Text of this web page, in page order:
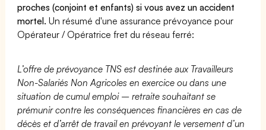
proches (conjoint et enfants) si vous avez un accident
mortel. Un résumé d'une assurance prévoyance pour
Opérateur / Opératrice fret du réseau ferré:
L’offre de prévoyance TNS est destinée aux Travailleurs
Non-Salariés Non Agricoles en exercice ou dans une
situation de cumul emploi – retraite souhaitant se
prémunir contre les conséquences financières en cas de
décès et d’arrêt de travail en prévoyant le versement d’un